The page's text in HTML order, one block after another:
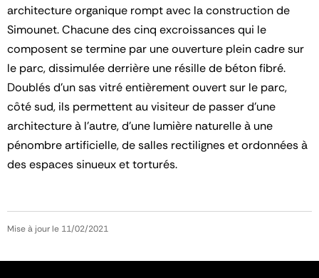
architecture organique rompt avec la construction de
Simounet. Chacune des cinq excroissances qui le
composent se termine par une ouverture plein cadre sur
le parc, dissimulée derrière une résille de béton fibré.
Doublés d’un sas vitré entièrement ouvert sur le parc,
côté sud, ils permettent au visiteur de passer d’une
architecture à l’autre, d’une lumière naturelle à une
pénombre artificielle, de salles rectilignes et ordonnées à
des espaces sinueux et torturés.
Mise à jour le 11/02/2021